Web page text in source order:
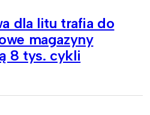
dla litu trafia do
magazyny
8 tys. cykli